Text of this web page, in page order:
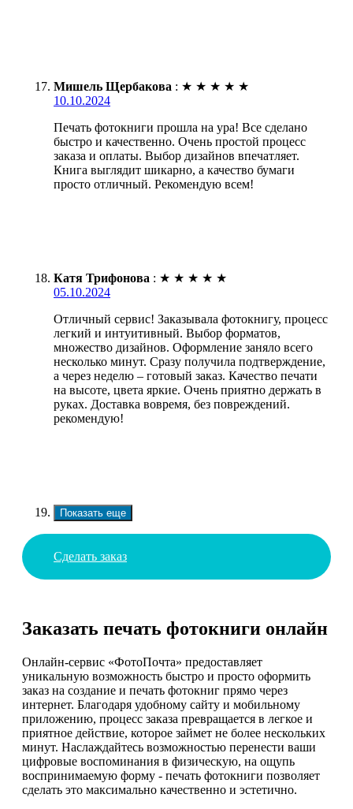
Мишель Щербакова : ★ ★ ★ ★ ★
10.10.2024
Печать фотокниги прошла на ура! Все сделано
быстро и качественно. Очень простой процесс
заказа и оплаты. Выбор дизайнов впечатляет.
Книга выглядит шикарно, а качество бумаги
просто отличный. Рекомендую всем!
Катя Трифонова : ★ ★ ★ ★ ★
05.10.2024
Отличный сервис! Заказывала фотокнигу, процесс
легкий и интуитивный. Выбор форматов,
множество дизайнов. Оформление заняло всего
несколько минут. Сразу получила подтверждение,
а через неделю – готовый заказ. Качество печати
на высоте, цвета яркие. Очень приятно держать в
руках. Доставка вовремя, без повреждений.
рекомендую!
Показать еще
Сделать заказ
Заказать печать фотокниги онлайн
Онлайн-сервис «ФотоПочта» предоставляет
уникальную возможность быстро и просто оформить
заказ на создание и печать фотокниг прямо через
интернет. Благодаря удобному сайту и мобильному
приложению, процесс заказа превращается в легкое и
приятное действие, которое займет не более нескольких
минут. Наслаждайтесь возможностью перенести ваши
цифровые воспоминания в физическую, на ощупь
воспринимаемую форму - печать фотокниги позволяет
сделать это максимально качественно и эстетично.